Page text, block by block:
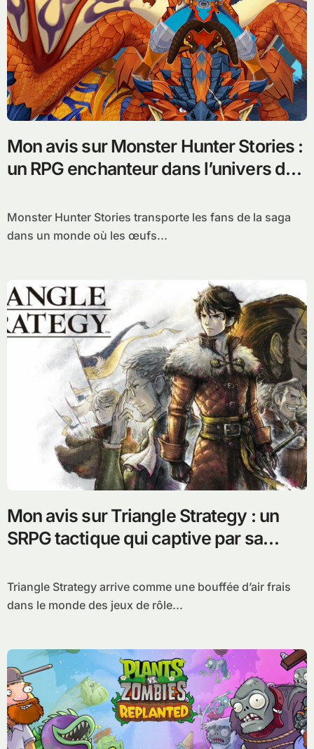
Mon avis sur Monster Hunter Stories :
un RPG enchanteur dans l’univers des
Monster Hunter Stories transporte les fans de la saga
dans un monde où les œufs...
Mon avis sur Triangle Strategy : un
SRPG tactique qui captive par sa
Triangle Strategy arrive comme une bouffée d’air frais
dans le monde des jeux de rôle...